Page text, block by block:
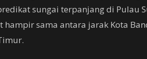
sungai terpanjang di Pulau
sama antara jarak Kota